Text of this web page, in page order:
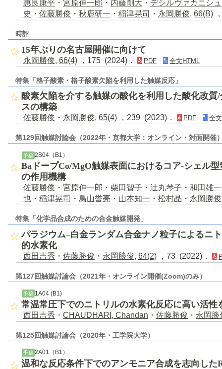
惠良康平 ・ 宮原伸一郎 ・ 内藤剛大 ・ デシルヴァカニシ
史 ・ 佐藤勝俊 ・ 秋鹿研一 ・ 稲津晃司 ・ 永岡勝俊, 66(B)
時評
15年ぶりの名古屋開催に向けて
永岡勝俊, 66(4) ，175 (2024)． PDF 全文HTML
特集「格子酸素・格子酸素欠陥を利用した触媒反応」
酸素欠陥を介する触媒の酸化を利用した酸化改質
スの構築
佐藤勝俊 ・ 永岡勝俊, 65(4) ，239 (2023)． PDF 全
第129回触媒討論会（2022年・京都大学：オンライン・対面開催
予稿 2B04（B1）
BaドープCo/MgO触媒表面におけるコア-シェル
の作用機構
佐藤勝俊 ・ 宮原伸一郎 ・ 柴田智子 ・ 辻丸琴子 ・ 和田雄
也 ・ 稲津晃司 ・ 鳥山誉亮 ・ 山本知一 ・ 松村晶 ・ 永岡勝俊
特集「化学品合成のための合金触媒開発」
パラジウム–白金ランダム合金ナノ粒子によるニ
的水素化
西田吉秀 ・ 佐藤勝俊 ・ 永岡勝俊, 64(2) ，73 (2022)．
第127回触媒討論会（2021年・オンライン開催(Zoom)のみ）
予稿 1A04 (B1)
常温常圧下でのニトリルの水素化反応に高い活性
西田吉秀 ・ CHAUDHARI, Chandan ・ 佐藤勝俊 ・ 永岡勝
第125回触媒討論会（2020年・工学院大学）
予稿 2A01（B1）
温和な反応条件下でのアンモニア合成を志向した